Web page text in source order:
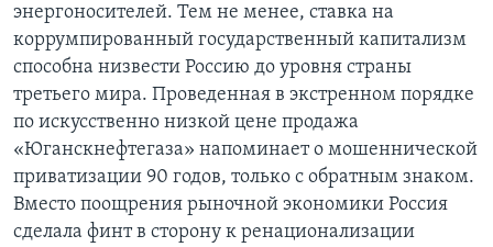
энергоносителей. Тем не менее, ставка на
коррумпированный государственный капитализм
способна низвести Россию до уровня страны
третьего мира. Проведенная в экстренном порядке
по искусственно низкой цене продажа
«Юганскнефтегаза» напоминает о мошеннической
приватизации 90 годов, только с обратным знаком.
Вместо поощрения рыночной экономики Россия
сделала финт в сторону к ренационализации